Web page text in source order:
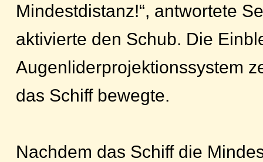
Mindestdistanz!“, antwortete
aktivierte den Schub. Die
Augenliderprojektionssystem
das Schiff bewegte.
Nachdem das Schiff die